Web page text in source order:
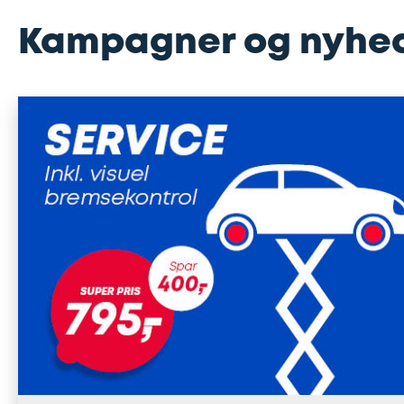
Kampagner og